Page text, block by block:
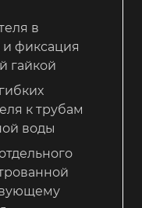
в
фиксация
гайкой
к трубам
воды